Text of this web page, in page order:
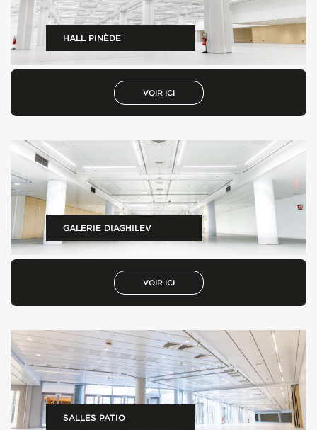
HALL PINÈDE
VOIR ICI
GALERIE DIAGHILEV
VOIR ICI
SALLES PATIO